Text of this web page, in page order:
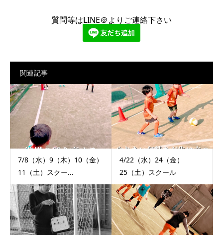
質問等はLINE＠よりご連絡下さい
関連記事
7/8（水）9（木）10（金）
11（土）スクー...
4/22（水）24（金）
25（土）スクール